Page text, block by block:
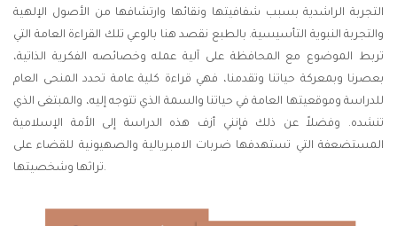
التجربة الراشدية بسبب شفافيتها ونقائها وارتشافها من الأصول الإلهية
والتجربة النبوية التأسيسية. بالطبع نقصد هنا بالوعي تلك القراءة العامة التي
تربط الموضوع مع المحافظة على آلية عمله وخصائصه الفكرية الذاتية،
بعصرنا وبمعركة حياتنا وتقدمنا، فهي قراءة كلية عامة تحدد المنحى العام
للدراسة وموقعيتها العامة في حياتنا والسمة الذي تتوجه إليه، والمبتغى الذي
تنشده. وفضلاً عن ذلك فإنني أزف هذه الدراسة إلى الأمة الإسلامية
المستضعفة التي تستهدفها ضربات الامبريالية والصهيونية للقضاء على
تراثها وشخصيتها.